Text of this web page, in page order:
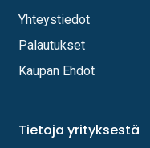
Yhteystiedot
Palautukset
Kaupan Ehdot
Tietoja yrityksestä